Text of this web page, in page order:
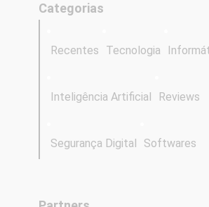
Categorias
Recentes Tecnologia
Inteligência Artificial Reviews
Segurança Digital Softwares